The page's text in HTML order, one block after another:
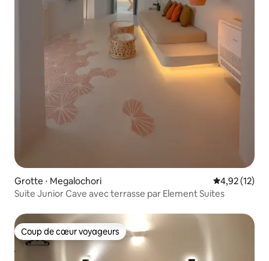
Grotte ⋅ Megalochori Évaluation
4,92 (12)
Suite Junior Cave avec terrasse par Element Suites
Coup de cœur voyageurs
Coup de cœur voyageurs